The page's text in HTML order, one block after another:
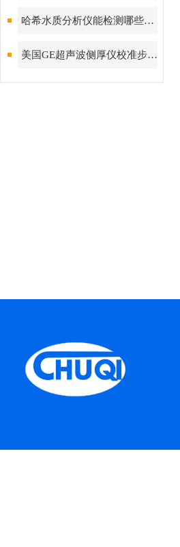
哈希水质分析仪能检测哪些水质参数？
美国GE超声波侧厚仪校准步骤与常见误差来源分析